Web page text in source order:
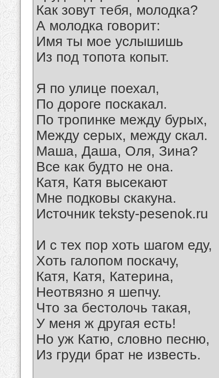
Как зовут тебя, молодка?
А молодка говорит:
Имя ты мое услышишь
Из под топота копыт.
Я по улице поехал,
По дороге поскакал.
По тропинке между бурых,
Между серых, между скал.
Маша, Даша, Оля, Зина?
Все как будто не она.
Катя, Катя высекают
Мне подковы скакуна.
Источник teksty-pesenok.ru
И с тех пор хоть шагом еду,
Хоть галопом поскачу,
Катя, Катя, Катерина,
Неотвязно я шепчу.
Что за бестолочь такая,
У меня ж другая есть!
Но уж Катю, словно песню,
Из груди брат не известь.